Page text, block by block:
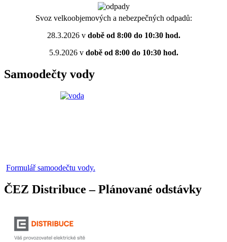
Svoz velkoobjemových a nebezpečných odpadů:
28.3.2026 vdobě od 8:00 do 10:30 hod.
5.9.2026 vdobě od 8:00 do 10:30 hod.
Samoodečty vody
Formulář samoodečtu vody.
ČEZ Distribuce – Plánované odstávky